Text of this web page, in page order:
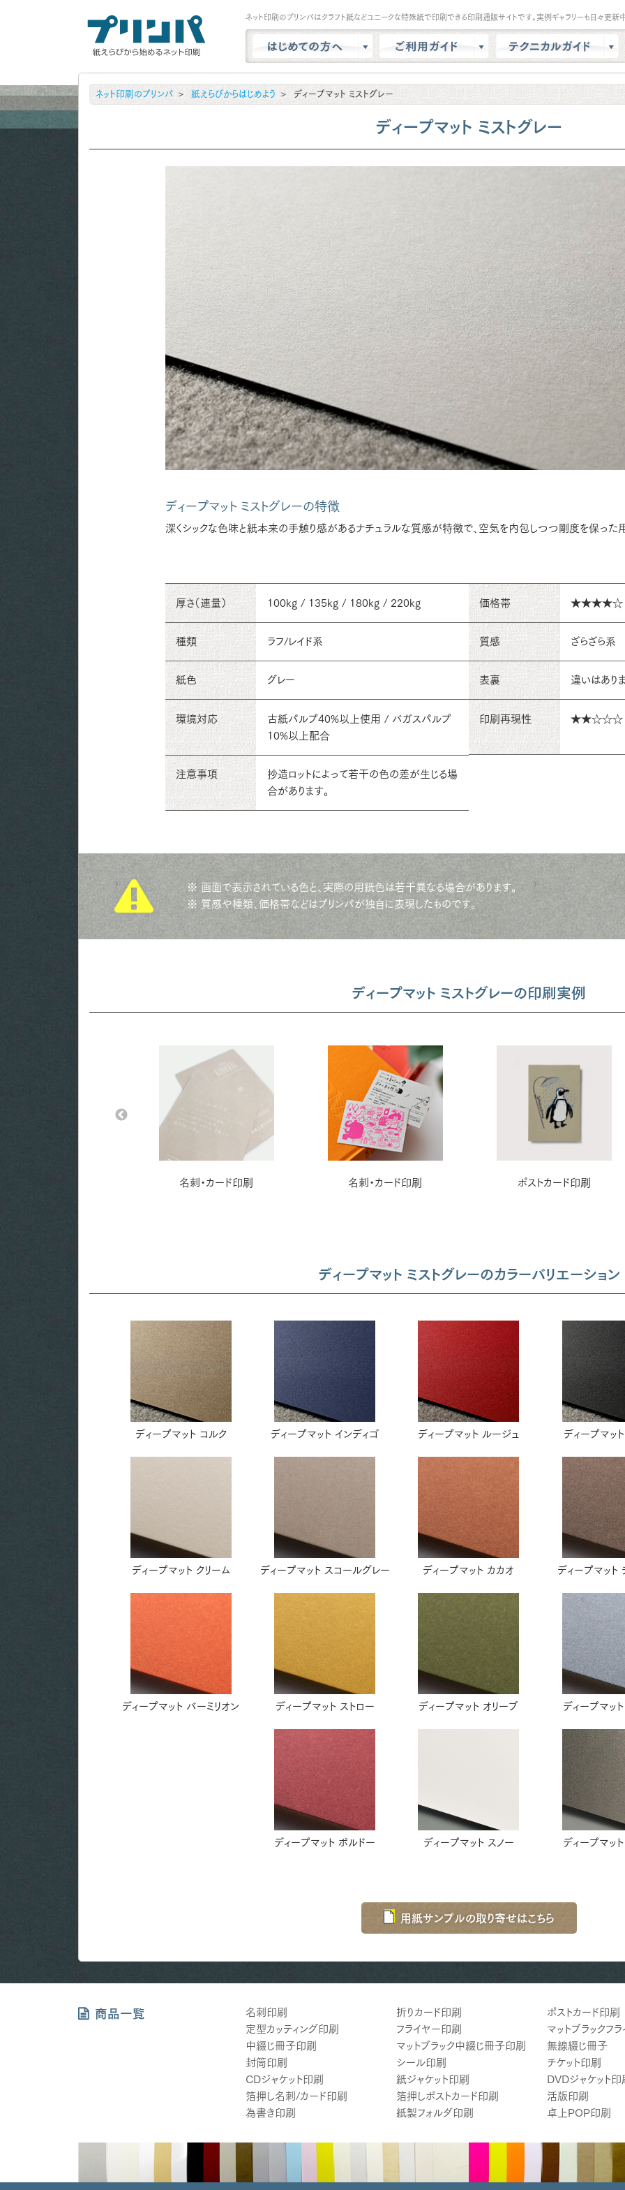
ネット印刷のプリンパはクラフト紙などユニークな特殊紙で印刷できる印刷通販サイトです。実例ギャラリーも日々更新
商品一覧
用紙サンプル請求
支払方法
マイページ
商品別データ作成方法
クラウドデザインガイド
ネット印刷のプリンパ 紙えらびからはじめよう ディープマット ミストグレー
ディープマット ミストグレー
ディープマット ミストグレーの特徴
深くシックな色味と紙本来の手触り感があるナチュラルな質感が特徴で、空気を内包しつつ剛度を保った
厚さ（連量） 100kg / 135kg / 180kg / 220kg 価格帯 ★★★★☆
種類 ラフ/レイド系 質感 ざらざら系
紙色 グレー 表裏 違いはあり
環境対応
古紙パルプ40%以上使用 / バガスパルプ
10%以上配合
印刷再現性 ★★☆☆☆
注意事項
抄造ロットによって若干の色の差が生じる場
合があります。
※ 画面で表示されている色と、実際の用紙色は若干異なる場合があります。
※ 質感や種類、価格帯などはプリンパが独自に表現したものです。
ディープマット ミストグレーの印刷実例
名刺・カード印刷 名刺・カード印刷 ポストカード印刷
ディープマット ミストグレーのカラーバリエーション
ディープマット コルク ディープマット インディゴ ディープマット ルージュ ディープマッ
ディープマット クリーム ディープマット スコールグレー ディープマット カカオ ディープマット
ディープマット バーミリオン ディープマット ストロー ディープマット オリーブ ディープマッ
ディープマット ボルドー ディープマット スノー ディープマッ
用紙サンプルの取り寄せはこちら
商品一覧 名刺印刷 折りカード印刷
ポストカード印刷
定型カッティング印刷
フライヤー印刷
マットブラックフ
中綴じ冊子印刷
マットブラック中綴じ冊子印刷
無線綴じ冊子
封筒印刷
シール印刷
チケット印刷
CDジャケット印刷
紙ジャケット印刷
DVDジャケット印
箔押し名刺/カード印刷
箔押しポストカード印刷
活版印刷
為書き印刷
紙製フォルダ印刷 卓上POP印刷